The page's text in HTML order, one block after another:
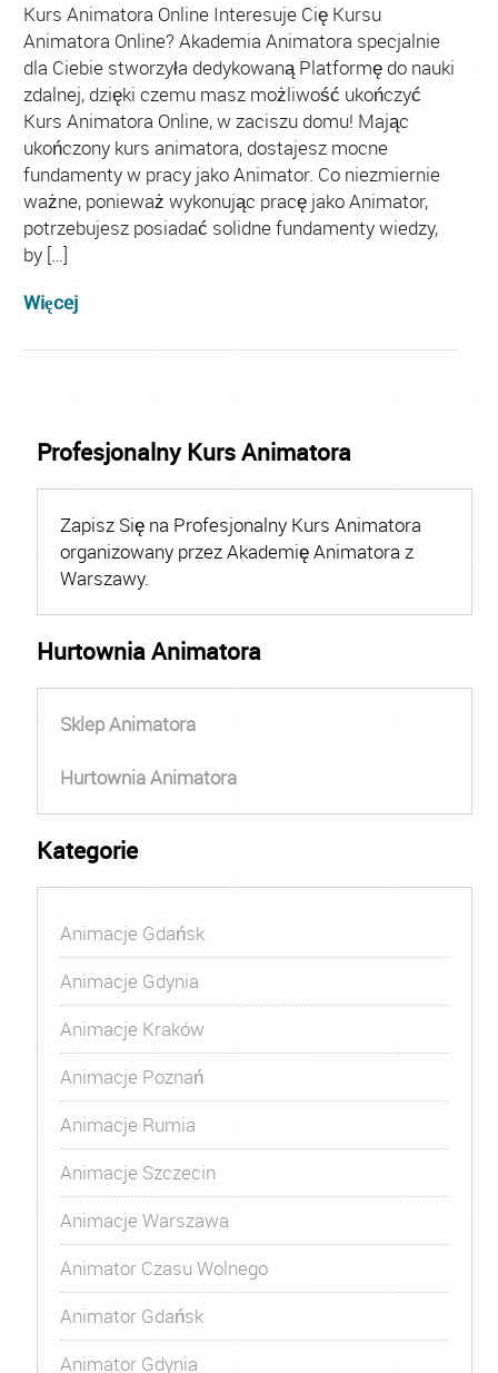
Kurs Animatora Online Interesuje Cię Kursu
Animatora Online? Akademia Animatora specjalnie
dla Ciebie stworzyła dedykowaną Platformę do nauki
zdalnej, dzięki czemu masz możliwość ukończyć
Kurs Animatora Online, w zaciszu domu! Mając
ukończony kurs animatora, dostajesz mocne
fundamenty w pracy jako Animator. Co niezmiernie
ważne, ponieważ wykonując pracę jako Animator,
potrzebujesz posiadać solidne fundamenty wiedzy,
by […]
Więcej
Profesjonalny Kurs Animatora
Zapisz Się na Profesjonalny Kurs Animatora
organizowany przez Akademię Animatora z
Warszawy.
Hurtownia Animatora
Sklep Animatora
Hurtownia Animatora
Kategorie
Animacje Gdańsk
Animacje Gdynia
Animacje Kraków
Animacje Poznań
Animacje Rumia
Animacje Szczecin
Animacje Warszawa
Animator Czasu Wolnego
Animator Gdańsk
Animator Gdynia